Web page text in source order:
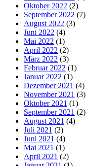
Oktober 2022 (2)
September 2022 (7)
August 2022 (3)
Juni 2022 (4)
Mai 2022 (1)
April 2022 (2)
März 2022 (3)
Februar 2022 (1)
Januar 2022 (1)
Dezember 2021 (4)
November 2021 (3)
Oktober 2021 (1)
September 2021 (2)
August 2021 (4)
Juli 2021 (2)
Juni 2021 (4)
Mai 2021 (1)
April 2021 (2)